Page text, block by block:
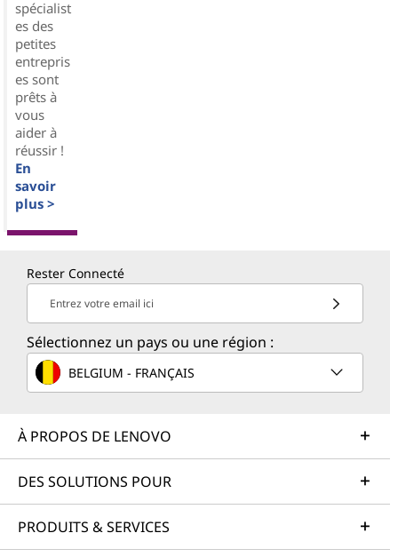
spécialist
es des
petites
entrepris
es sont
prêts à
vous
aider à
réussir !
En
savoir
plus >
Rester Connecté
Entrez votre email ici
Sélectionnez un pays ou une région :
BELGIUM - FRANÇAIS
À PROPOS DE LENOVO
DES SOLUTIONS POUR
PRODUITS & SERVICES